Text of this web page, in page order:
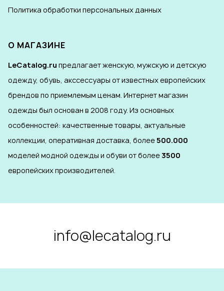
Политика обработки персональных данных
О МАГАЗИНЕ
LeCatalog.ru предлагает женскую, мужскую и детскую
одежду, обувь, акссессуары от известных европейских
брендов по приемлемым ценам. Интернет магазин
одежды был основан в 2008 году. Из основных
особенностей: качественные товары, актуальные
коллекции, оперативная доставка, более500.000
моделей модной одежды и обуви от более3500
европейских производителей.
info@lecatalog.ru